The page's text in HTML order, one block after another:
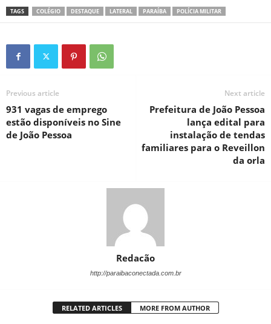
TAGS COLÉGIO DESTAQUE LATERAL PARAÍBA POLÍCIA MILITAR
Previous article
931 vagas de emprego
estão disponíveis no Sine
de João Pessoa
Next article
Prefeitura de João Pessoa
lança edital para
instalação de tendas
familiares para o Reveillon
da orla
Redacão
http://paraibaconectada.com.br
RELATED ARTICLES MORE FROM AUTHOR